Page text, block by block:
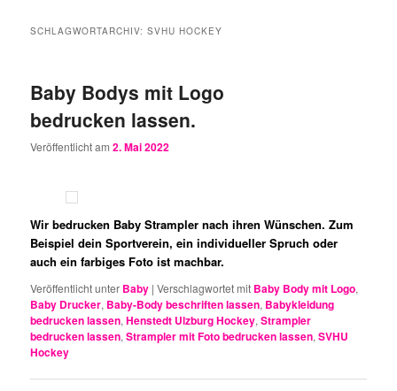
SCHLAGWORTARCHIV:SVHU HOCKEY
Baby Bodys mit Logo
bedrucken lassen.
Veröffentlicht am2. Mai 2022
Wir bedrucken Baby Strampler nach ihren Wünschen. Zum
Beispiel dein Sportverein, ein individueller Spruch oder
auch ein farbiges Foto ist machbar.
Veröffentlicht unter Baby |Verschlagwortet mit Baby Body mit Logo,
Baby Drucker, Baby-Body beschriften lassen, Babykleidung
bedrucken lassen,Henstedt Ulzburg Hockey,Strampler
bedrucken lassen,Strampler mit Foto bedrucken lassen,SVHU
Hockey